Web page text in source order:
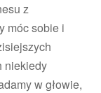
z
móc sobie i
niekiedy
w głowie,